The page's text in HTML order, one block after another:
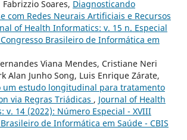
Soares, Diagnosticando
com Redes Neurais Artificiais e Recursos
of Health Informatics: v. 15 n. Especial
Congresso Brasileiro de Informática em
Viana Mendes, Cristiane Neri
Alan Junho Song, Luis Enrique Zárate,
um estudo longitudinal para tratamento
via Regras Triádicas , Journal of Health
v. 14 (2022): Número Especial - XVIII
de Informática em Saúde - CBIS